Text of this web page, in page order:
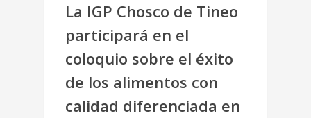
La IGP Chosco de Tineo
participará en el
coloquio sobre el éxito
de los alimentos con
calidad diferenciada en